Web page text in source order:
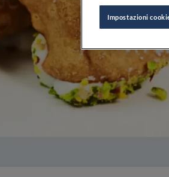
Impostazioni